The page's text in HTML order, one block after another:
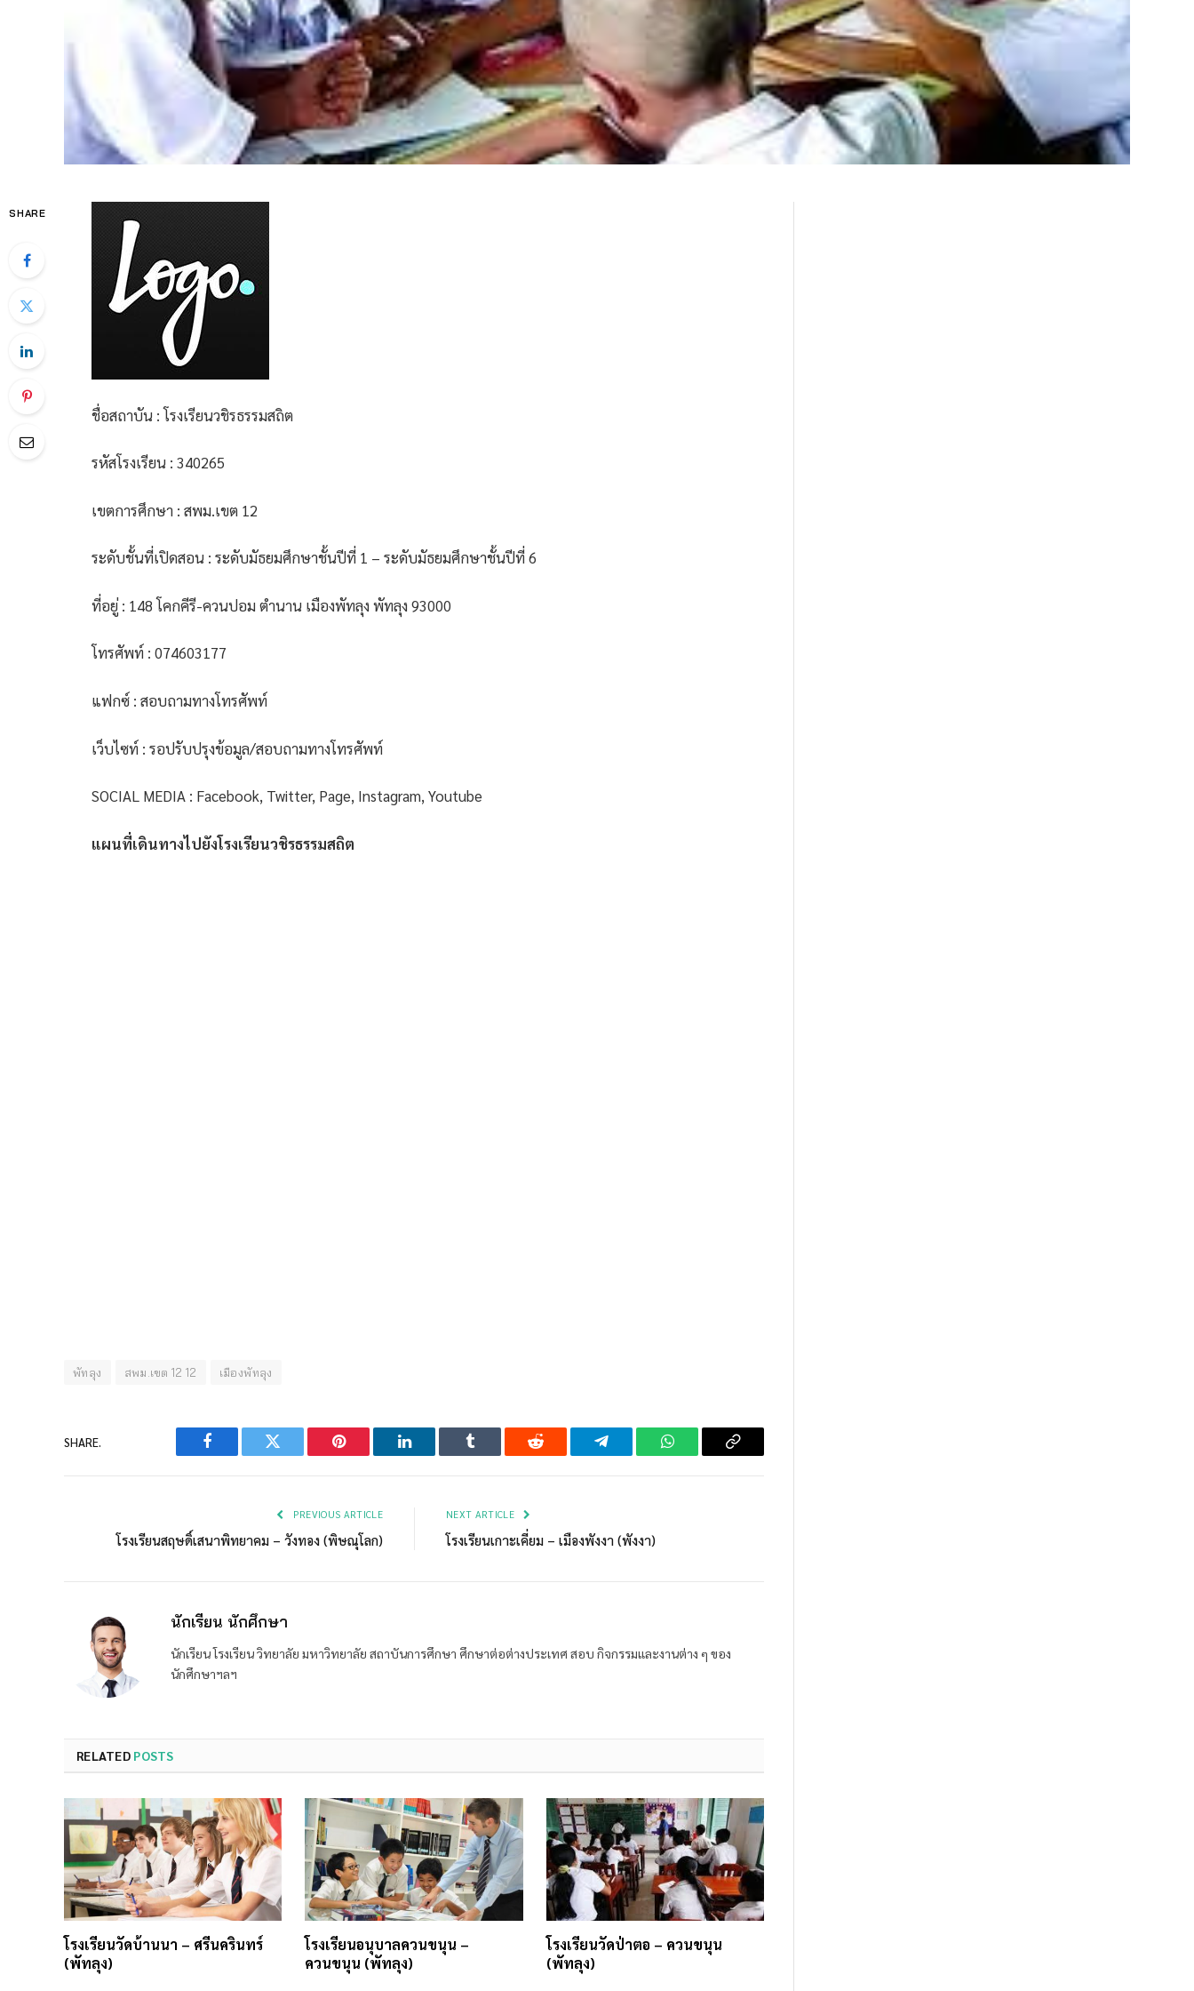
SHARE
ชื่อสถาบัน : โรงเรียนวชิรธรรมสถิต
รหัสโรงเรียน : 340265
เขตการศึกษา : สพม.เขต 12
ระดับชั้นที่เปิดสอน : ระดับมัธยมศึกษาชั้นปีที่ 1 – ระดับมัธยมศึกษาชั้นปีที่ 6
ที่อยู่ : 148 โคกคีรี-ควนปอม ตำนาน เมืองพัทลุง พัทลุง 93000
โทรศัพท์ : 074603177
แฟกซ์ : สอบถามทางโทรศัพท์
เว็บไซท์ : รอปรับปรุงข้อมูล/สอบถามทางโทรศัพท์
SOCIAL MEDIA : Facebook, Twitter, Page, Instagram, Youtube
แผนที่เดินทางไปยังโรงเรียนวชิรธรรมสถิต
พัทลุง สพม.เขต 12 12 เมืองพัทลุง
SHARE.
Facebook Twitter Pinterest LinkedIn Tumblr Reddit Telegram WhatsAppCopy
PREVIOUS ARTICLE
โรงเรียนสฤษดิ์เสนาพิทยาคม – วังทอง (พิษณุโลก)
NEXT ARTICLE
โรงเรียนเกาะเคี่ยม – เมืองพังงา (พังงา)
นักเรียน นักศึกษา
นักเรียน โรงเรียน วิทยาลัย มหาวิทยาลัย สถาบันการศึกษา ศึกษาต่อต่างประเทศ สอบ กิจกรรมและงานต่าง ๆ ของ
นักศึกษาฯลฯ
RELATED POSTS
โรงเรียนวัดบ้านนา – ศรีนครินทร์
(พัทลุง)
โรงเรียนอนุบาลควนขนุน –
ควนขนุน (พัทลุง)
โรงเรียนวัดป่าตอ – ควนขนุน
(พัทลุง)